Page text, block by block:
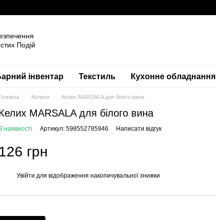
інвентар Текстиль Кухонне обладнання
Келихи Келих MARSALA для білого вина
MARSALA для білого вина
В наявності Артикул: 598552785946 Написати відгук
126 грн
Увійти для відображення накопичувальної знижки